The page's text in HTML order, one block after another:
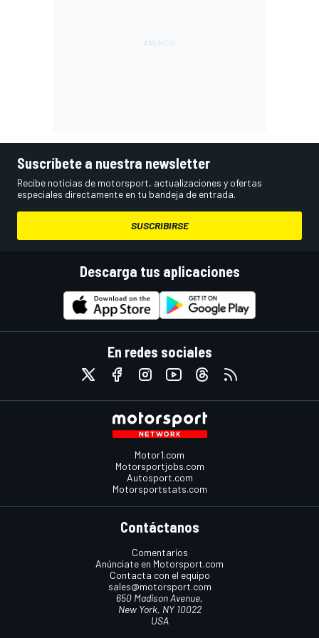
Suscríbete a nuestra newsletter
Recibe noticias de motorsport, actualizaciones y ofertas
especiales directamente en tu bandeja de entrada.
SUSCRIBIRSE
Descarga tus aplicaciones
En redes sociales
Motor1.com
Motorsportjobs.com
Autosport.com
Motorsportstats.com
Contáctanos
Comentarios
Anúnciate en Motorsport.com
Contacta con el equipo
sales@motorsport.com
650 Madison Avenue,
New York, NY 10022
USA